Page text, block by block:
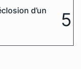
d’un
5